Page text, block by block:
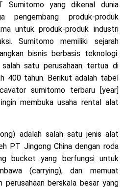
Sumitomo yang dikenal dunia
pengembang produk-produk
untuk produk-produk industri
Sumitomo memiliki sejarah
bisnis berbasis teknologi.
satu perusahaan tertua di
400 tahun. Berikut adalah tabel
sumitomo terbaru [year]
membuka usaha rental alat
adalah salah satu jenis alat
PT Jingong China dengan roda
bucket yang berfungsi untuk
(carrying), dan memuat
perusahaan berskala besar yang